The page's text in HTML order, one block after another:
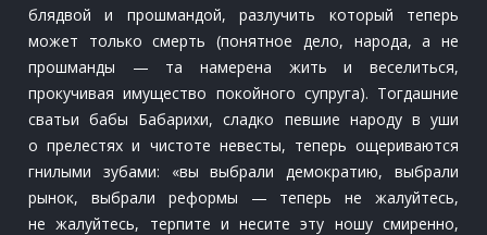
блядвой и прошмандой, разлучить который теперь
может только смерть (понятное дело, народа, а не
прошманды — та намерена жить и веселиться,
прокучивая имущество покойного супруга). Тогдашние
сватьи бабы Бабарихи, сладко певшие народу в уши
о прелестях и чистоте невесты, теперь ощериваются
гнилыми зубами: «вы выбрали демократию, выбрали
рынок, выбрали реформы — теперь не жалуйтесь,
не жалуйтесь, терпите и несите эту ношу смиренно,